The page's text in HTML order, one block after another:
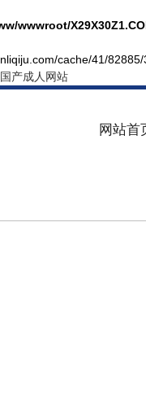
wwwroot/
cache/41/
产成人网站
网站首